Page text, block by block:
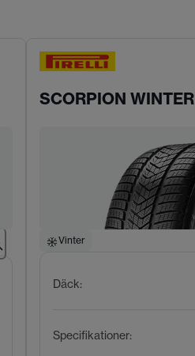
SCORPION WINTER
Vinter
Däck:
Specifikationer: